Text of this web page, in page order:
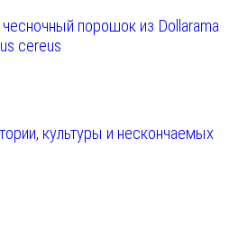
порошок из Dollarama
cereus
культуры и нескончаемых